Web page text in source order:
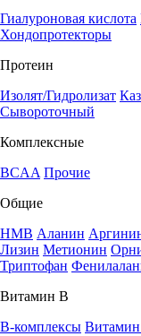
Гиалуроновая кислота
Хондопротекторы
Протеин
Изолят/Гидролизат
Сывороточный
Комплексные
BCAA Прочие
Общие
HMB Аланин
Лизин Метионин
Триптофан
Витамин В
B-комплексы Витамин